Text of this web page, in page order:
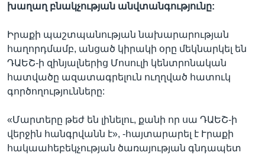
խաղաղ բնակչության անվտանգությունը:
Իրաքի պաշտպանության նախարարության
հաղորդմամբ, անցած կիրակի օրը մեկնարկել են
ԴԱԵՇ-ի զինյալներից Մոսուլի կենտրոնական
հատվածը ազատագրելուն ուղղված հատուկ
գործողությունները:
«Մարտերը թեժ են լինելու, քանի որ սա ԴԱԵՇ-ի
վերջին հանգրվանն է», -հայտարարել է Ւրաքի
հակաահեբեկչության ծառայության գնդապետ